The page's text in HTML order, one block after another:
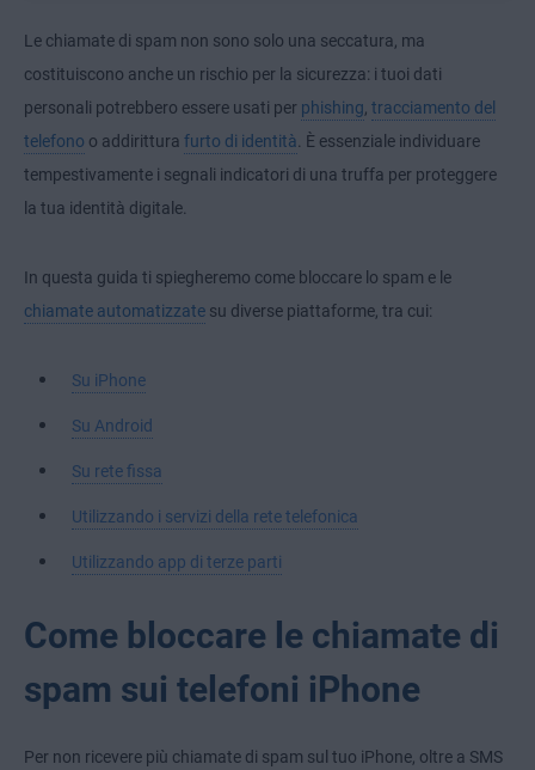
Le chiamate di spam non sono solo una seccatura, ma
costituiscono anche un rischio per la sicurezza: i tuoi dati
personali potrebbero essere usati per phishing, tracciamento del
telefono o addirittura furto di identità. È essenziale individuare
tempestivamente i segnali indicatori di una truffa per proteggere
la tua identità digitale.
In questa guida ti spiegheremo come bloccare lo spam e le
chiamate automatizzate su diverse piattaforme, tra cui:
Su iPhone
Su Android
Su rete fissa
Utilizzando i servizi della rete telefonica
Utilizzando app di terze parti
Come bloccare le chiamate di
spam sui telefoni iPhone
Per non ricevere più chiamate di spam sul tuo iPhone, oltre a SMS